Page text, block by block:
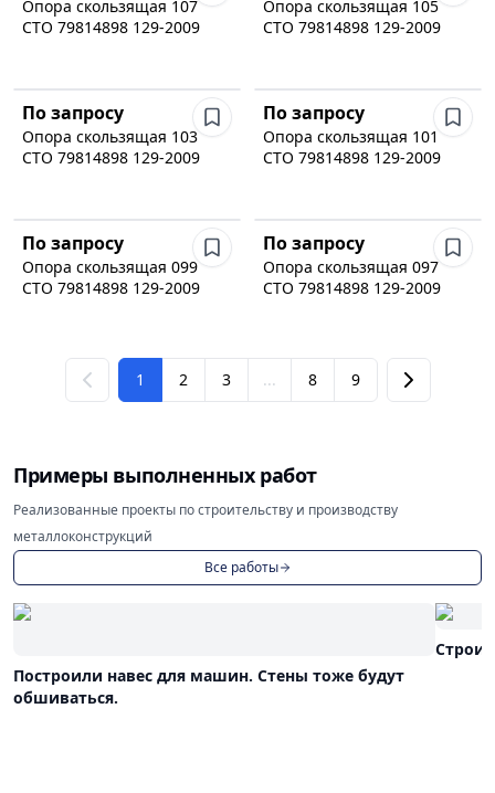
Опора скользящая 107
СТО 79814898 129-2009
Опора скользящая 105
СТО 79814898 129-2009
По запросу
Опора скользящая 103
СТО 79814898 129-2009
По запросу
Опора скользящая 101
СТО 79814898 129-2009
По запросу
Опора скользящая 099
СТО 79814898 129-2009
По запросу
Опора скользящая 097
СТО 79814898 129-2009
1 2 3 ... 8 9
Примеры выполненных работ
Реализованные проекты по строительству и производству
металлоконструкций
Все работы
Построили навес для машин. Стены тоже будут
обшиваться.